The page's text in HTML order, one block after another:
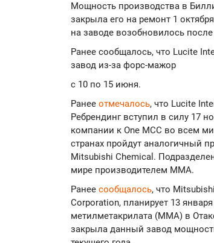
Мощность производства в
закрыла его на ремонт 1
на заводе возобновилось
Ранее сообщалось, что Lucite
завод из-за форс-мажор
с 10 по 15 июня.
Ранее отмечалось, что Lucite
Ребрендинг вступил в силу 17
компании к One MCC во всем
странах пройдут аналогичный
Mitsubishi Chemical.
мире производителем MMA.
Ранее сообщалось, что
Corporation, планирует 13
метилметакрилата (ММА) в
закрыла данный завод